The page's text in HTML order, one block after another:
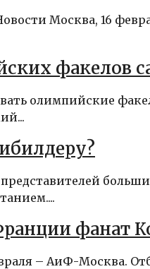
Москва, 16
факелов
олимпийские
фанат
– АиФ-Москва.